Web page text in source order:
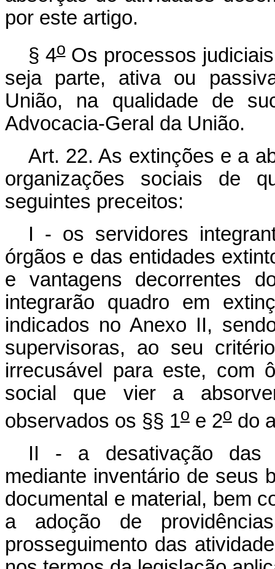
por este artigo.
§ 4oOs processos
seja parte, ativa ou
União, na qualidade de
Advocacia-Geral da União.
Art. 22. As extinções e a
organizações sociais de
seguintes preceitos:
I - os servidores
órgãos e das entidades
e vantagens decorrentes
integrarão quadro em
indicados no Anexo II,
supervisoras, ao seu
irrecusável para este, com
social que vier a
observados os §§ 1o e 2o do
II - a desativação das
mediante inventário de seus
documental e material, bem
a adoção de
prosseguimento das